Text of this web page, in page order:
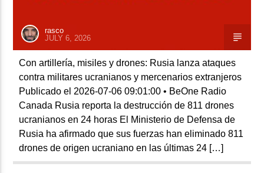
rasco
JULY 6, 2026
Con artillería, misiles y drones: Rusia lanza ataques
contra militares ucranianos y mercenarios extranjeros
Publicado el 2026-07-06 09:01:00 • BeOne Radio
Canada Rusia reporta la destrucción de 811 drones
ucranianos en 24 horas El Ministerio de Defensa de
Rusia ha afirmado que sus fuerzas han eliminado 811
drones de origen ucraniano en las últimas 24 […]